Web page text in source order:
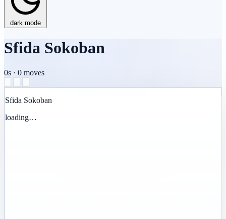
dark mode
Sfida Sokoban
0s · 0 moves
Sfida Sokoban
loading…